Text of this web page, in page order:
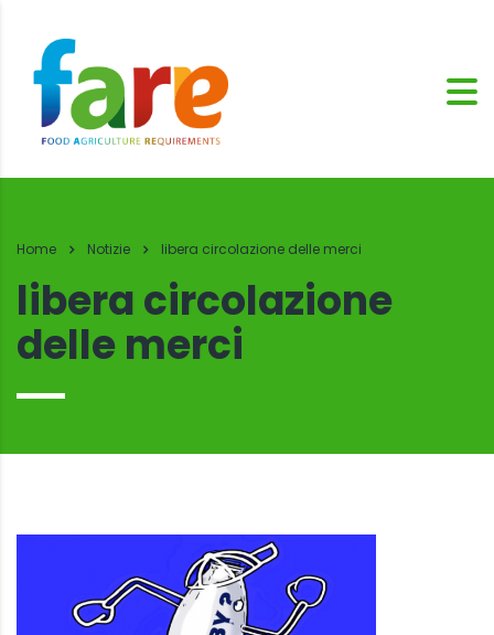
Home Notizie libera circolazione delle merci
libera circolazione
delle merci